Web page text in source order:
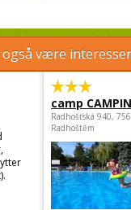
også være
camp
Radhošťská 940,
Radhoštěm